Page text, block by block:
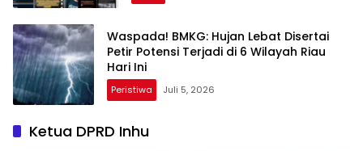
Waspada! BMKG: Hujan Lebat Disertai
Petir Potensi Terjadi di 6 Wilayah Riau
Hari Ini
Peristiwa Juli 5, 2026
Ketua DPRD Inhu